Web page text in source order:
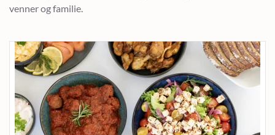
venner og familie.